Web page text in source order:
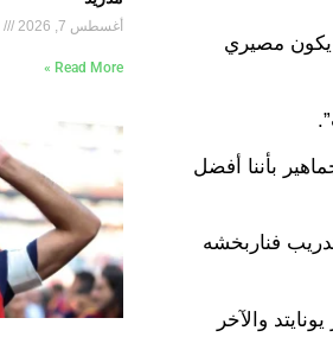
يكون مصيري
بأننا أفضل
فناربخشه
وان مانشستر يونايتد والآخر
أغسطس 7, 2026
Read More »